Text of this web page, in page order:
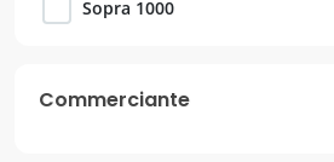
Sopra 1000
Commerciante